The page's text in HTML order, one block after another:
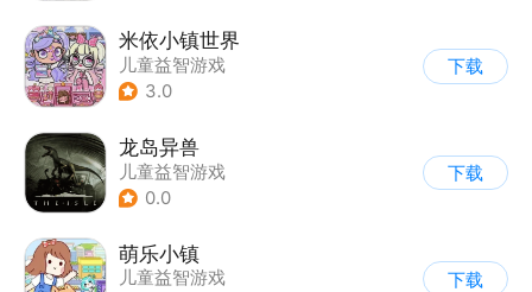
米依小镇世界
儿童益智游戏
3.0
下载
龙岛异兽
儿童益智游戏
0.0
下载
萌乐小镇
儿童益智游戏
下载